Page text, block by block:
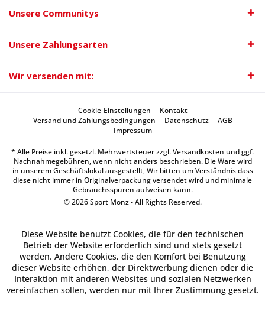
Unsere Communitys
Unsere Zahlungsarten
Wir versenden mit:
Cookie-Einstellungen
Kontakt
Versand und Zahlungsbedingungen
Datenschutz
AGB
Impressum
* Alle Preise inkl. gesetzl. Mehrwertsteuer zzgl.Versandkosten und ggf.
Nachnahmegebühren, wenn nicht anders beschrieben. Die Ware wird
in unserem Geschäftslokal ausgestellt, Wir bitten um Verständnis dass
diese nicht immer in Originalverpackung versendet wird und minimale
Gebrauchsspuren aufweisen kann.
© 2026 Sport Monz - All Rights Reserved.
Diese Website benutzt Cookies, die für den technischen
Betrieb der Website erforderlich sind und stets gesetzt
werden. Andere Cookies, die den Komfort bei Benutzung
dieser Website erhöhen, der Direktwerbung dienen oder die
Interaktion mit anderen Websites und sozialen Netzwerken
vereinfachen sollen, werden nur mit Ihrer Zustimmung gesetzt.